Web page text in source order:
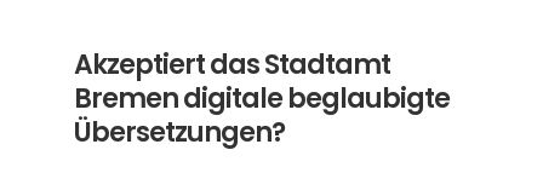
Akzeptiert das Stadtamt
Bremen digitale beglaubigte
Übersetzungen?